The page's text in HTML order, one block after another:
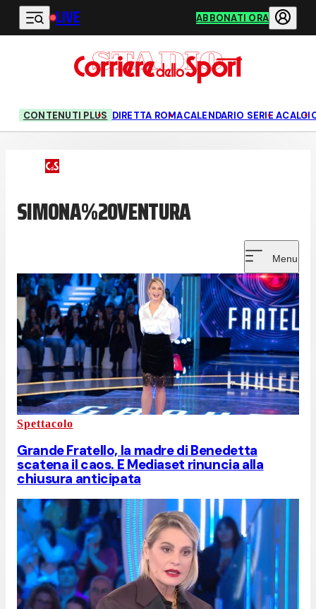
Vai al contenuto principale
LIVE ABBONATI ORA
CONTENUTI PLUS DIRETTA ROMACALENDARIO SERIE A
SIMONA%20VENTURA
Menu
Spettacolo
Grande Fratello, la madre di Benedetta
scatena il caos. E Mediaset rinuncia alla
chiusura anticipata